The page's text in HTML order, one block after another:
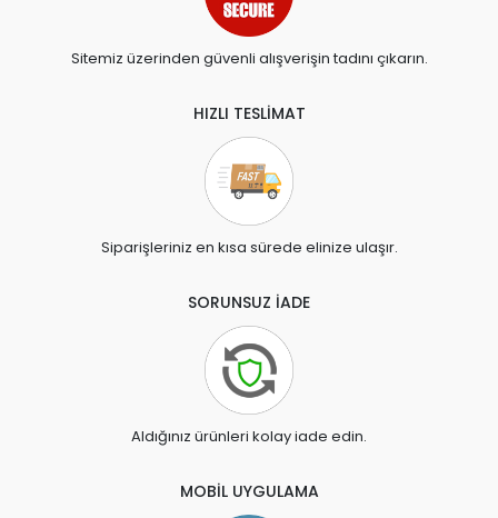
Sitemiz üzerinden güvenli alışverişin tadını çıkarın.
HIZLI TESLİMAT
Siparişleriniz en kısa sürede elinize ulaşır.
SORUNSUZ İADE
Aldığınız ürünleri kolay iade edin.
MOBİL UYGULAMA